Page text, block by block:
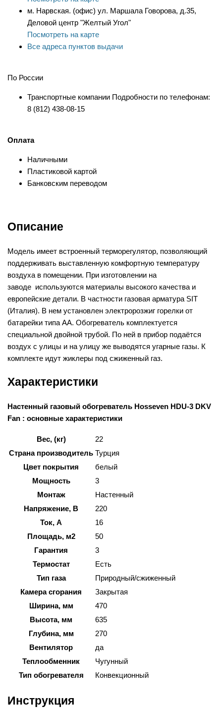
м. Нарвская. (офис) ул. Маршала Говорова, д.35,
Деловой центр "Желтый Угол"
Посмотреть на карте
Все адреса пунктов выдачи
По России
Транспортные компании Подробности по телефонам:
8 (812) 438-08-15
Оплата
Наличными
Пластиковой картой
Банковским переводом
Описание
Модель имеет встроенный терморегулятор, позволяющий
поддерживать выставленную комфортную температуру
воздуха в помещении. При изготовлении на
заводе используются материалы высокого качества и
европейские детали. В частности газовая арматура SIT
(Италия). В нем установлен электророзжиг горелки от
батарейки типа АА. Обогреватель комплектуется
специальной двойной трубой. По ней в прибор подаётся
воздух с улицы и на улицу же выводятся угарные газы. К
комплекте идут жиклеры под сжиженный газ.
Характеристики
Настенный газовый обогреватель Hosseven HDU-3 DKV
Fan : основные характеристики
Вес, (кг)
22
Страна производитель Турция
Цвет покрытия
белый
Мощность
3
Монтаж
Настенный
Напряжение, В
220
Ток, А
16
Площадь, м2
50
Гарантия
3
Термостат
Есть
Тип газа
Природный/сжиженный
Камера сгорания
Закрытая
Ширина, мм
470
Высота, мм
635
Глубина, мм
270
Вентилятор
да
Теплообменник
Чугунный
Тип обогревателя
Конвекционный
Инструкция